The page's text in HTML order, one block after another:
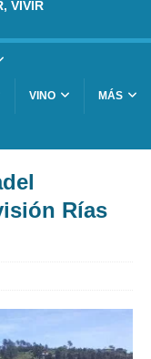
VIVIR
VINO MÁS
Rías